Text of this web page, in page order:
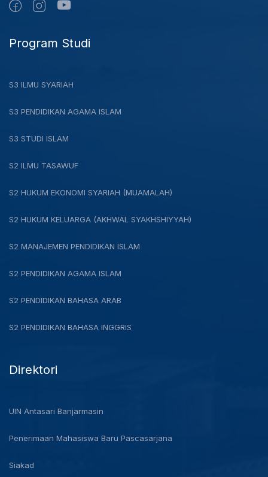
Program Studi
S3 ILMU SYARIAH
S3 PENDIDIKAN AGAMA ISLAM
S3 STUDI ISLAM
S2 ILMU TASAWUF
S2 HUKUM EKONOMI SYARIAH (MUAMALAH)
S2 HUKUM KELUARGA (AKHWAL SYAKHSHIYYAH)
S2 MANAJEMEN PENDIDIKAN ISLAM
S2 PENDIDIKAN AGAMA ISLAM
S2 PENDIDIKAN BAHASA ARAB
S2 PENDIDIKAN BAHASA INGGRIS
Direktori
UIN Antasari Banjarmasin
Penerimaan Mahasiswa Baru Pascasarjana
Siakad